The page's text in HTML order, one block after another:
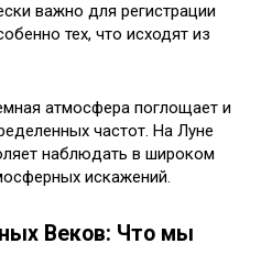
важно для регистрации
тех, что исходят из
атмосфера поглощает и
частот. На Луне
наблюдать в широком
искажений.
Веков: Что мы